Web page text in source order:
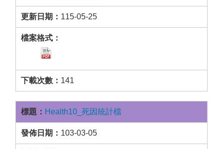
115-05-25
141
Health10_死因統計檔
103-03-05